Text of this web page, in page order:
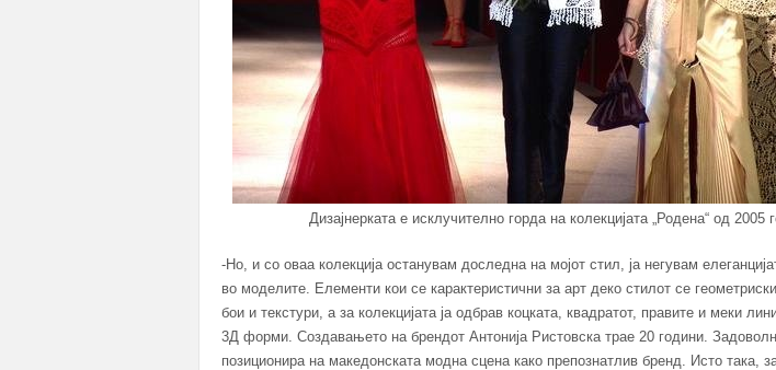
Дизајнерката е исклучително горда на колекцијата „Родена“ од 2005
-Но, и со оваа колекција останувам доследна на мојот стил, ја негувам
во моделите. Елементи кои се карактеристични за арт деко стилот се
бои и текстури, а за колекцијата ја одбрав коцката, квадратот, правите и меки
3Д форми. Создавањето на брендот Антонија Ристовска трае 20 години.
позиционира на македонската модна сцена како препознатлив бренд. Исто така,